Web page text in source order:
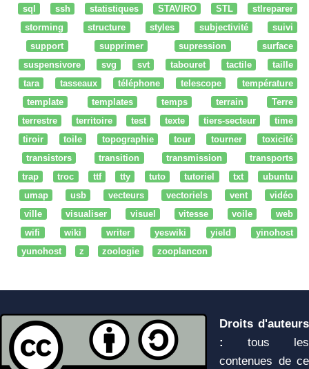
sql
ssh statistiques STAVIRO STL
stlreparer
storming
structure styles subjectivité
suivi
support
supprimer supression
surface
suspensivore
svg svt tabouret tactile
taille
tara
tasseaux téléphone telescope
température
template
templates temps terrain
Terre
terrestre
territoire test texte tiers-secteur
time
tiroir
toile topographie tour tourner
toxicité
transistors
transition transmission
transports
trap
troc ttf tty tuto tutoriel txt
ubuntu
umap
usb vecteurs vectoriels vent
vidéo
ville
visualiser visuel vitesse voile
web
wifi
wiki writer yeswiki yield
yinohost
yunohost
z zoologie zooplancon
Droits d'auteurs
:
tous les
contenues de ce